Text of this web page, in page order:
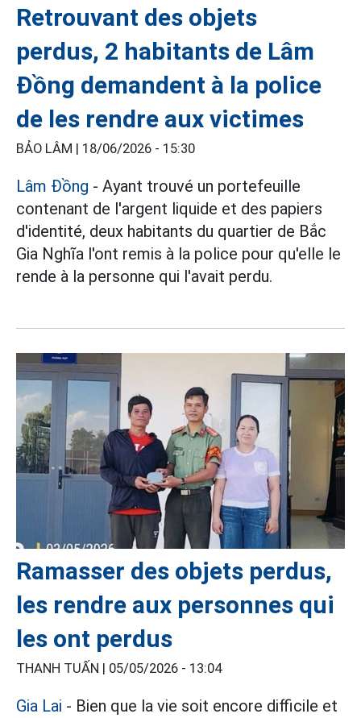
Retrouvant des objets
perdus, 2 habitants de Lâm
Đồng demandent à la police
de les rendre aux victimes
BẢO LÂM | 18/06/2026 - 15:30
Lâm Đồng - Ayant trouvé un portefeuille
contenant de l'argent liquide et des papiers
d'identité, deux habitants du quartier de Bắc
Gia Nghĩa l'ont remis à la police pour qu'elle le
rende à la personne qui l'avait perdu.
Ramasser des objets perdus,
les rendre aux personnes qui
les ont perdus
THANH TUẤN | 05/05/2026 - 13:04
Gia Lai - Bien que la vie soit encore difficile et